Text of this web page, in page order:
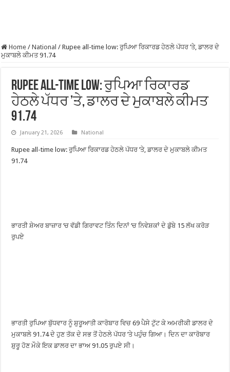
Home / National / Rupee all-time low: ਰੁਪਿਆ ਰਿਕਾਰਡ ਹੇਠਲੇ ਪੱਧਰ ’ਤੇ, ਡਾਲਰ ਦੇ
ਮੁਕਾਬਲੇ ਕੀਮਤ 91.74
Rupee all-time low: ਰੁਪਿਆ ਰਿਕਾਰਡ
ਹੇਠਲੇ ਪੱਧਰ ’ਤੇ, ਡਾਲਰ ਦੇ ਮੁਕਾਬਲੇ ਕੀਮਤ
91.74
January 21, 2026 National
Rupee all-time low: ਰੁਪਿਆ ਰਿਕਾਰਡ ਹੇਠਲੇ ਪੱਧਰ ’ਤੇ, ਡਾਲਰ ਦੇ ਮੁਕਾਬਲੇ ਕੀਮਤ
91.74
ਭਾਰਤੀ ਸ਼ੇਅਰ ਬਾਜ਼ਾਰ ‘ਚ ਵੱਡੀ ਗਿਰਾਵਟ ਤਿੰਨ ਦਿਨਾਂ ‘ਚ ਨਿਵੇਸ਼ਕਾਂ ਦੇ ਡੁੱਬੇ 15 ਲੱਖ ਕਰੋੜ
ਰੁਪਏ
ਭਾਰਤੀ ਰੁਪਿਆ ਬੁੱਧਵਾਰ ਨੂੰ ਸ਼ੁਰੂਆਤੀ ਕਾਰੋਬਾਰ ਵਿਚ 69 ਪੈਸੇ ਟੁੱਟ ਕੇ ਅਮਰੀਕੀ ਡਾਲਰ ਦੇ
ਮੁਕਾਬਲੇ 91.74 ਦੇ ਹੁਣ ਤੱਕ ਦੇ ਸਭ ਤੋਂ ਹੇਠਲੇ ਪੱਧਰ ’ਤੇ ਪਹੁੰਚ ਗਿਆ। ਦਿਨ ਦਾ ਕਾਰੋਬਾਰ
ਸ਼ੁਰੂ ਹੋਣ ਮੌਕੇ ਇਕ ਡਾਲਰ ਦਾ ਭਾਅ 91.05 ਰੁਪਏ ਸੀ।